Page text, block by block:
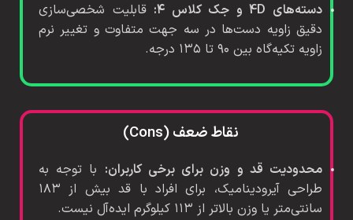
دسته‌های 4D و جک کلاس ۴:
قابلیت شخصی‌سازی
دقیق زاویه دست‌ها در سه جهت متفاوت و تغییر نرم
زاویه تکیه‌گاه بین ۹۰ تا ۱۳۵ درجه.
نقاط ضعف (Cons)
محدودیت قد و وزن برای برخی کاربران: با توجه به
طراحی آیرودینامیک، برای افراد با قد بیش از ۱۸۳
سانتی‌متر یا وزن بالاتر از ۱۱۳ کیلوگرم ایده‌آل نیست.